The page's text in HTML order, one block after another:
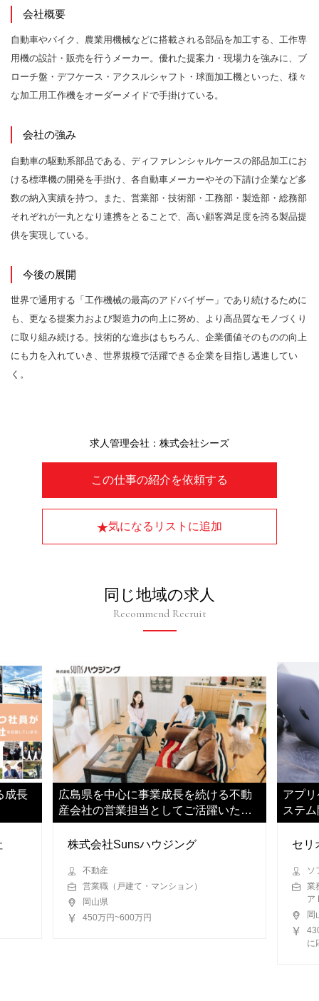
会社概要
自動車やバイク、農業用機械などに搭載される部品を加工する、工作専
用機の設計・販売を行うメーカー。優れた提案力・現場力を強みに、ブ
ローチ盤・デフケース・アクスルシャフト・球面加工機といった、様々
な加工用工作機をオーダーメイドで手掛けている。
会社の強み
自動車の駆動系部品である、ディファレンシャルケースの部品加工にお
ける標準機の開発を手掛け、各自動車メーカーやその下請け企業など多
数の納入実績を持つ。また、営業部・技術部・工務部・製造部・総務部
それぞれが一丸となり連携をとることで、高い顧客満足度を誇る製品提
供を実現している。
今後の展開
世界で通用する「工作機械の最高のアドバイザー」であり続けるために
も、更なる提案力および製造力の向上に努め、より高品質なモノづくり
に取り組み続ける。技術的な進歩はもちろん、企業価値そのものの向上
にも力を入れていき、世界規模で活躍できる企業を目指し邁進してい
く。
この仕事の紹介を依頼する
気になるリストに追加
求人管理会社：株式会社シーズ
同じ地域の求人
Recommend Recruit
成長
広島県を中心に事業成長を続ける不動
産会社の営業担当としてご活躍いただ
きます
株式会社Sunsハウジング
不動産
営業職（戸建て・マンション）
岡山県
450万円~600万円
アプ
ステ
して
セリ
ソ
業
ア
岡
に